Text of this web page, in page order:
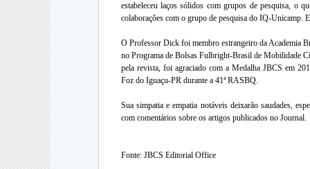
estabeleceu laços sólidos com grupos de pesquisa, o
colaborações com o grupo de pesquisa do IQ-Unicamp.
O Professor Dick foi membro estrangeiro da Academia
no Programa de Bolsas Fulbright-Brasil de Mobilidade
pela revista, foi agraciado com a Medalha JBCS em
Foz do Iguaçu-PR durante a 41ª RASBQ.
Sua simpatia e empatia notáveis deixarão saudades,
com comentários sobre os artigos publicados no Journal.
Fonte: JBCS Editorial Office